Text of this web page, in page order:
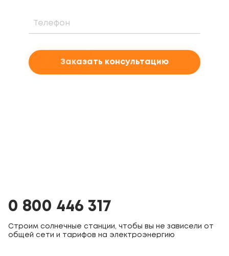
Заказать консультацию
0 800 446 317
Строим солнечные станции, чтобы вы не зависели от
общей сети и тарифов на электроэнергию